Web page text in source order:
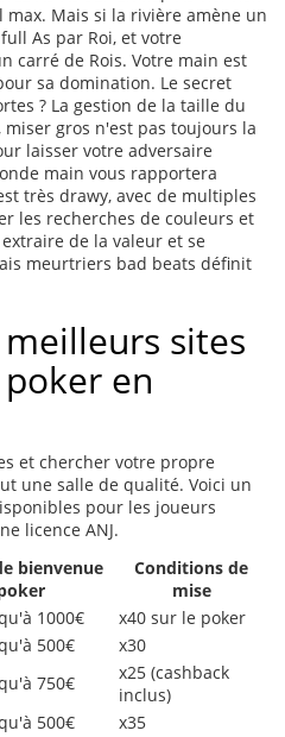
Mais si la rivière amène un
As par Roi, et votre
carré de Rois. Votre main est
sa domination. Le secret
? La gestion de la taille du
gros n'est pas toujours la
laisser votre adversaire
main vous rapportera
très drawy, avec de multiples
les recherches de couleurs et
de la valeur et se
meurtriers bad beats définit
sites
en
et chercher votre propre
une salle de qualité. Voici un
pour les joueurs
licence ANJ.
bienvenue
Conditions de
mise
1000€
x40 sur le poker
500€
x30
750€
x25 (cashback
inclus)
500€ x35